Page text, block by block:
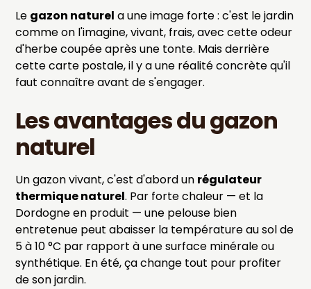
Le gazon naturel a une image forte : c'est le jardin
comme on l'imagine, vivant, frais, avec cette odeur
d'herbe coupée après une tonte. Mais derrière
cette carte postale, il y a une réalité concrète qu'il
faut connaître avant de s'engager.
Les avantages du gazon
naturel
Un gazon vivant, c'est d'abord un régulateur
thermique naturel. Par forte chaleur — et la
Dordogne en produit — une pelouse bien
entretenue peut abaisser la température au sol de
5 à 10 °C par rapport à une surface minérale ou
synthétique. En été, ça change tout pour profiter
de son jardin.